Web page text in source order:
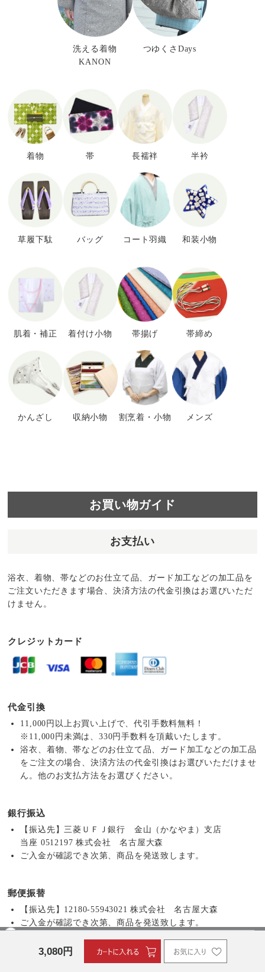
3,080円
洗える着物
KANON
つゆくさDays
着物 帯 長襦袢 半衿
草履下駄 バッグ コート羽織 和装小物
肌着・補正 着付け小物 帯揚げ 帯締め
かんざし 収納小物 割烹着・小物 メンズ
お買い物ガイド
お支払い
浴衣、着物、帯などのお仕立て品、ガード加工などの加工品を
ご注文いただきます場合、決済方法の代金引換はお選びいただ
けません。
クレジットカード
代金引換
11,000円以上お買い上げで、代引手数料無料！
※11,000円未満は、330円手数料を頂戴いたします。
浴衣、着物、帯などのお仕立て品、ガード加工などの加工品
をご注文の場合、決済方法の代金引換はお選びいただけませ
ん。他のお支払方法をお選びください。
銀行振込
【振込先】三菱ＵＦＪ銀行 金山（かなやま）支店
当座 0512197 株式会社 名古屋大森
ご入金が確認でき次第、商品を発送致します。
郵便振替
【振込先】12180-55943021 株式会社 名古屋大森
ご入金が確認でき次第、商品を発送致します。